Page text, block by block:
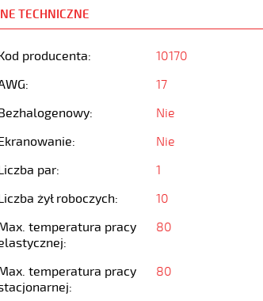
TECHNICZNE
producenta:
10170
17
Nie
Nie
par:
1
żył roboczych:
10
temperatura pracy
80
temperatura pracy
80